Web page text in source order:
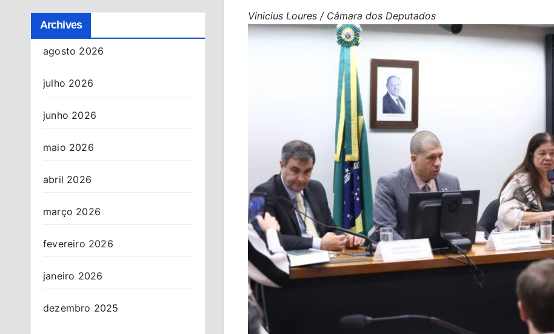
Archives
agosto 2026
julho 2026
junho 2026
maio 2026
abril 2026
março 2026
fevereiro 2026
janeiro 2026
dezembro 2025
Vinicius Loures / Câmara dos Deputados